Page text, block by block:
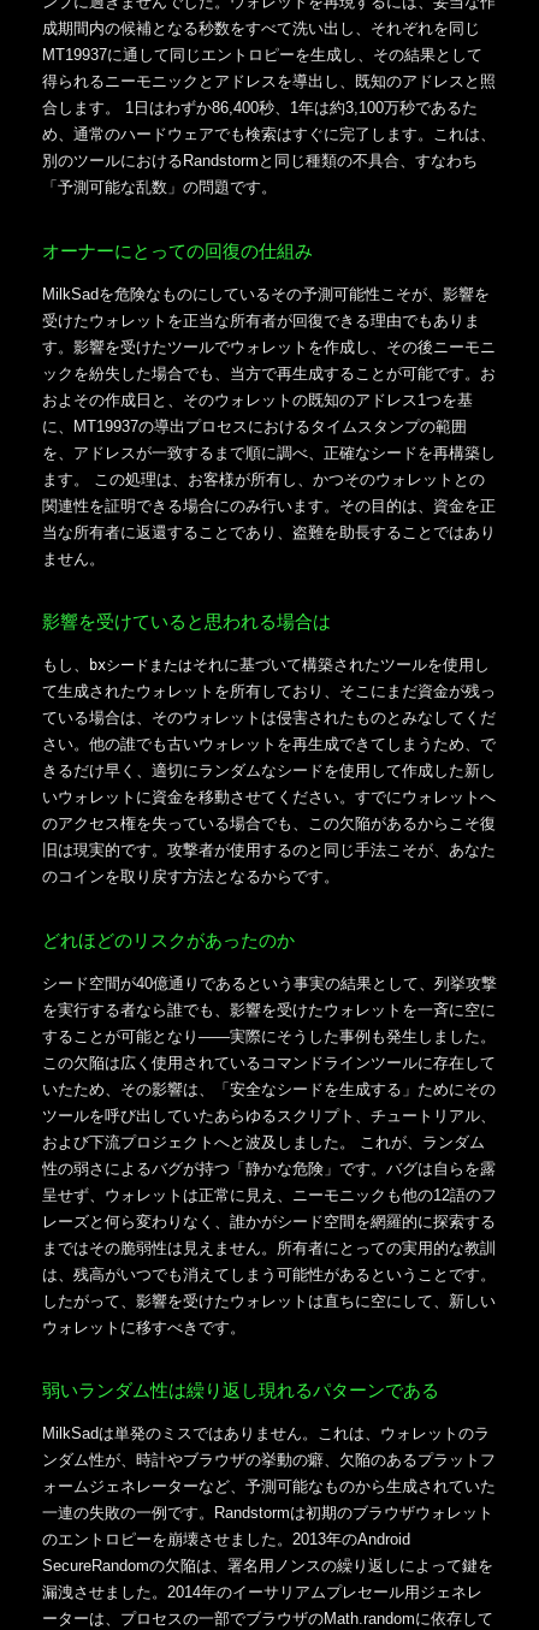
成期間内の候補となる秒数をすべて洗い出し、それぞれを同じ
MT19937に通して同じエントロピーを生成し、その結果として
得られるニーモニックとアドレスを導出し、既知のアドレスと照
合します。 1日はわずか86,400秒、1年は約3,100万秒であるた
め、通常のハードウェアでも検索はすぐに完了します。これは、
別のツールにおけるRandstormと同じ種類の不具合、すなわち
「予測可能な乱数」の問題です。
オーナーにとっての回復の仕組み
MilkSadを危険なものにしているその予測可能性こそが、影響を
受けたウォレットを正当な所有者が回復できる理由でもありま
す。影響を受けたツールでウォレットを作成し、その後ニーモニ
ックを紛失した場合でも、当方で再生成することが可能です。お
およその作成日と、そのウォレットの既知のアドレス1つを基
に、MT19937の導出プロセスにおけるタイムスタンプの範囲
を、アドレスが一致するまで順に調べ、正確なシードを再構築し
ます。 この処理は、お客様が所有し、かつそのウォレットとの
関連性を証明できる場合にのみ行います。その目的は、資金を正
当な所有者に返還することであり、盗難を助長することではあり
ません。
影響を受けていると思われる場合は
もし、 bxシードまたはそれに基づいて構築されたツールを使用し
て生成されたウォレットを所有しており、そこにまだ資金が残っ
ている場合は、そのウォレットは侵害されたものとみなしてくだ
さい。他の誰でも古いウォレットを再生成できてしまうため、で
きるだけ早く、適切にランダムなシードを使用して作成した新し
いウォレットに資金を移動させてください。すでにウォレットへ
のアクセス権を失っている場合でも、この欠陥があるからこそ復
旧は現実的です。攻撃者が使用するのと同じ手法こそが、あなた
のコインを取り戻す方法となるからです。
どれほどのリスクがあったのか
シード空間が40億通りであるという事実の結果として、列挙攻撃
を実行する者なら誰でも、影響を受けたウォレットを一斉に空に
することが可能となり――実際にそうした事例も発生しました。
この欠陥は広く使用されているコマンドラインツールに存在して
いたため、その影響は、「安全なシードを生成する」ためにその
ツールを呼び出していたあらゆるスクリプト、チュートリアル、
および下流プロジェクトへと波及しました。 これが、ランダム
性の弱さによるバグが持つ「静かな危険」です。バグは自らを露
呈せず、ウォレットは正常に見え、ニーモニックも他の12語のフ
レーズと何ら変わりなく、誰かがシード空間を網羅的に探索する
まではその脆弱性は見えません。所有者にとっての実用的な教訓
は、残高がいつでも消えてしまう可能性があるということです。
したがって、影響を受けたウォレットは直ちに空にして、新しい
ウォレットに移すべきです。
弱いランダム性は繰り返し現れるパターンである
MilkSadは単発のミスではありません。これは、ウォレットのラ
ンダム性が、時計やブラウザの挙動の癖、欠陥のあるプラットフ
ォームジェネレーターなど、予測可能なものから生成されていた
一連の失敗の一例です。Randstormは初期のブラウザウォレット
のエントロピーを崩壊させました。2013年のAndroid
SecureRandomの欠陥は、署名用ノンスの繰り返しによって鍵を
漏洩させました。2014年のイーサリアムプレセール用ジェネレ
ーターは、プロセスの一部でブラウザのMath.randomに依存して